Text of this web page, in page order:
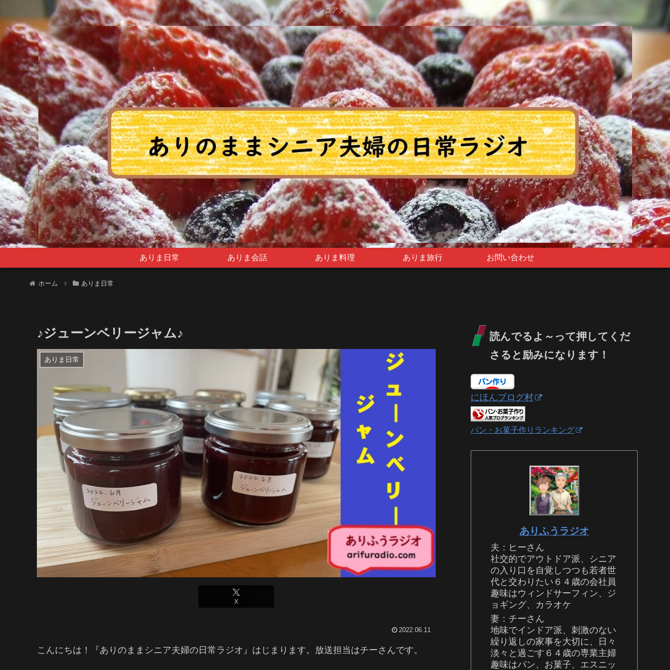
シニア夫婦
ありま日常 ありま会話 ありま料理 ありま旅行 お問い合わせ
ホーム ありま日常
♪ジューンベリージャム♪
ありま日常
X
2022.06.11
こんにちは！『ありのままシニア夫婦の日常ラジオ』はじまります。放送担当はチーさんです。
読んでるよ～って押してくだ
さると励みになります！
にほんブログ村
パン・お菓子作りランキング
ありふうラジオ
夫：ヒーさん
社交的でアウトドア派、シニア
の入り口を自覚しつつも若者世
代と交わりたい６４歳の会社員
趣味はウィンドサーフィン、ジ
ョギング、カラオケ
妻：チーさん
地味でインドア派、刺激のない
繰り返しの家事を大切に、日々
淡々と過ごす６４歳の専業主婦
趣味はパン、お菓子、エスニッ